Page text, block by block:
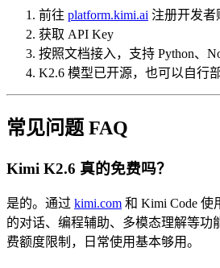
前往 platform.kimi.ai 注册开发者
获取 API Key
按照文档接入，支持 Python、
K2.6 模型已开源，也可以自行
常见问题 FAQ
Kimi K2.6 真的免费吗？
是的。通过 kimi.com 和 Kimi Code 使
的对话、编程辅助、多模态理解等功
费额度限制，日常使用基本够用。